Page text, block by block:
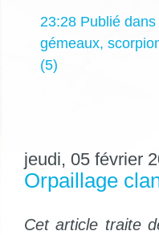
23:28 Publié dans
gémeaux,
(5)
jeudi, 05 février
Orpaillage
Cet article traite